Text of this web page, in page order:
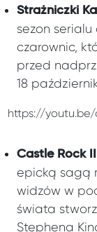
Strażniczki
sezon
czarownic,
przed
18
https://youtu.be/
Castle Rock
epicką sagą
widzów w
świata
Stephena